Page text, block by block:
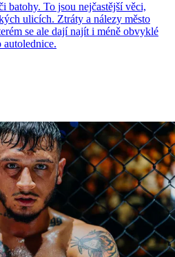
batohy. To jsou nejčastější věci,
ulicích. Ztráty a nálezy město
se ale dají najít i méně obvyklé
autolednice.